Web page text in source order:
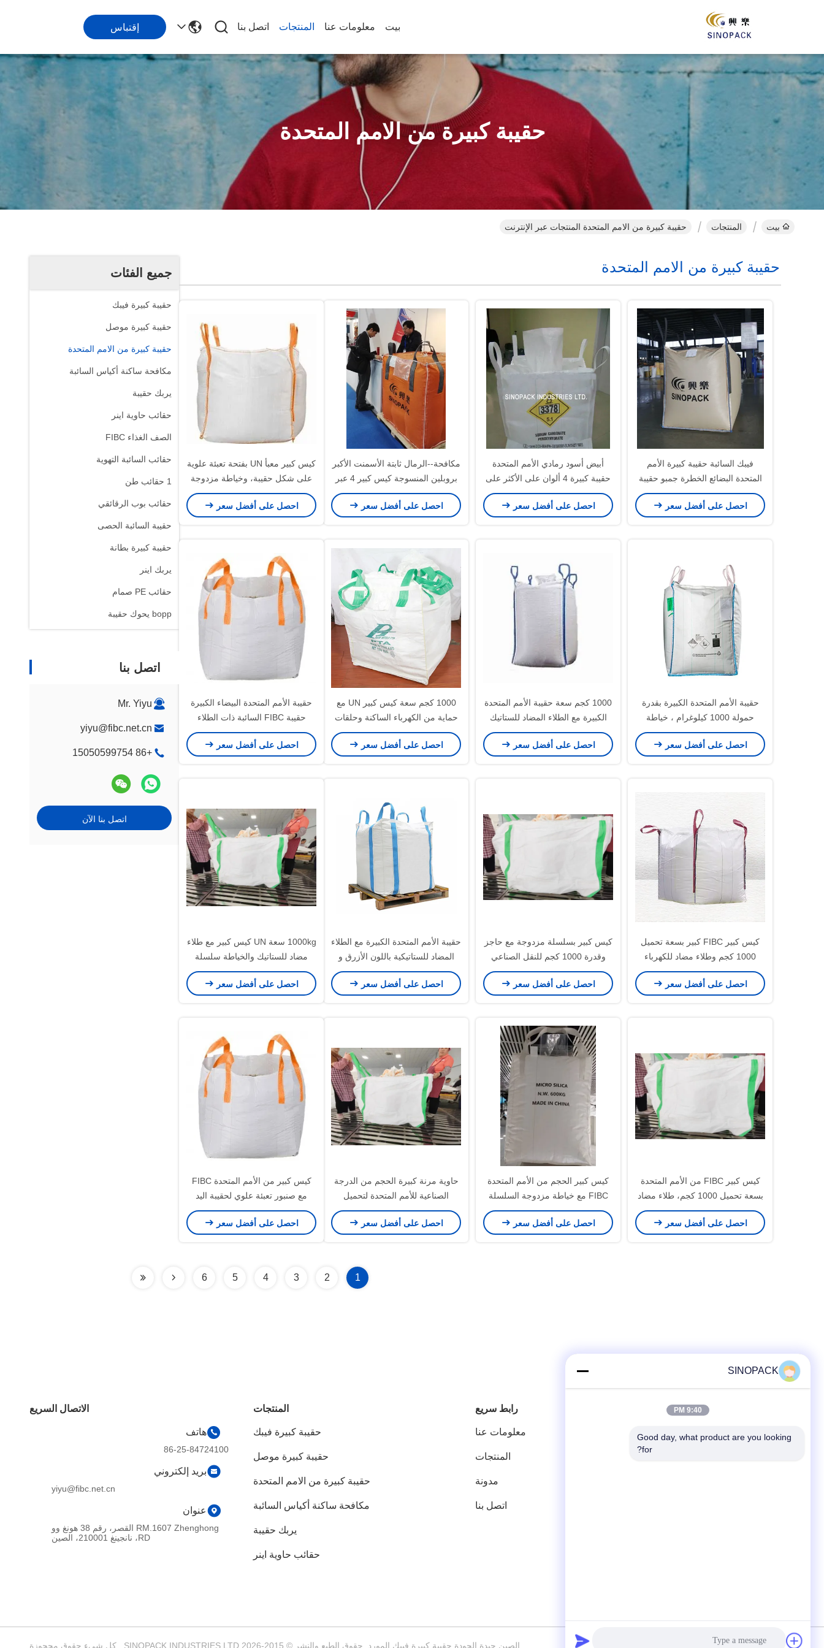
بيت معلومات عنا المنتجات اتصل بنا إقتباس
حقيبة كبيرة من الامم المتحدة
بيت المنتجات حقيبة كبيرة من الامم المتحدة المنتجات عبر الإنترنت
جميع الفئات
حقيبة كبيرة فيبك
حقيبة كبيرة موصل
حقيبة كبيرة من الامم المتحدة
مكافحة ساكنة أكياس السائبة
يربك حقيبة
حقائب حاوية اينر
الصف الغذاء FIBC
حقائب السائبة التهوية
1 حقائب طن
حقائب بوب الرقائقي
حقيبة السائبة الحصى
حقيبة كبيرة بطانة
يربك اينر
حقائب PE صمام
bopp يحوك حقيبة
اتصل بنا
Mr. Yiyu
yiyu@fibc.net.cn
+86 15050599754
اتصل بنا الآن
حقيبة كبيرة من الامم المتحدة
فيبك السائبة حقيبة كبيرة الأمم
المتحدة البضائع الخطرة جمبو حقيبة
1000KG ASTM G 154-00
احصل على أفضل سعر
أبيض أسود رمادي الأمم المتحدة
حقيبة كبيرة 4 ألوان على الأكثر على
جانب واحد الطباعة
احصل على أفضل سعر
مكافحة--الرمال ثابتة الأسمنت الأكبر
بروبلين المنسوجة كيس كبير 4 عبر
حلقة الزاوية
احصل على أفضل سعر
كيس كبير معبأ UN بفتحة تعبئة علوية
على شكل حقيبة، وخياطة مزدوجة
بسلسلة، وحماية من الكهرباء
الساكنة للتعبئة الآمنة بالجملة
احصل على أفضل سعر
حقيبة الأمم المتحدة الكبيرة بقدرة
حمولة 1000 كيلوغرام ، خياطة
سلسلة مزدوجة ، ولون الحلقة
الزرقاء للتعامل الآمن مع المواد
احصل على أفضل سعر
1000 كجم سعة حقيبة الأمم المتحدة
الكبيرة مع الطلاء المضاد للستاتيك
والخياطة السلسلة المزدوجة للنقل
الثقيل الآمن
احصل على أفضل سعر
1000 كجم سعة كيس كبير UN مع
حماية من الكهرباء الساكنة وحلقات
زاوية متقاطعة لنقل المواد الخطرة
بأمان
احصل على أفضل سعر
حقيبة الأمم المتحدة البيضاء الكبيرة
حقيبة FIBC السائبة ذات الطلاء
المضاد للستاتيكية 1000 كجم سعة
حمولة وحلقات الزاوية العابرة للنقل
احصل على أفضل سعر
كيس كبير FIBC كبير بسعة تحميل
1000 كجم وطلاء مضاد للكهرباء
الساكنة وحلقات زاوية 4 للنقل الآمن
احصل على أفضل سعر
كيس كبير بسلسلة مزدوجة مع حاجز
وقدرة 1000 كجم للنقل الصناعي
بالجملة
احصل على أفضل سعر
حقيبة الأمم المتحدة الكبيرة مع الطلاء
المضاد للستاتيكية باللون الأزرق و
1000 كجم من السعة للنقل الآمن
احصل على أفضل سعر
1000kg سعة UN كيس كبير مع طلاء
مضاد للستاتيك والخياطة سلسلة
مزدوجة للتعبئة الثقيلة
احصل على أفضل سعر
كيس كبير FIBC من الأمم المتحدة
بسعة تحميل 1000 كجم، طلاء مضاد
للكهرباء الساكنة وحلقات زاوية
متقاطعة للنقل الآمن
احصل على أفضل سعر
كيس كبير الحجم من الأمم المتحدة
FIBC مع خياطة مزدوجة السلسلة
بلون حلقة أزرق ولون أبيض للنقل
الآمن
احصل على أفضل سعر
حاوية مرنة كبيرة الحجم من الدرجة
الصناعية للأمم المتحدة لتحميل
وتفريغ ونقل
احصل على أفضل سعر
كيس كبير من الأمم المتحدة FIBC
مع صنبور تعبئة علوي لحقيبة اليد
وحقيبة رياضية
احصل على أفضل سعر
1
2
3
4
5
6
رابط سريع
معلومات عنا
المنتجات
مدونة
اتصل بنا
المنتجات
حقيبة كبيرة فيبك
حقيبة كبيرة موصل
حقيبة كبيرة من الامم المتحدة
مكافحة ساكنة أكياس السائبة
يربك حقيبة
حقائب حاوية اينر
الاتصال السريع
هاتف
86-25-84724100
بريد إلكتروني
yiyu@fibc.net.cn
عنوان
RM.1607 Zhenghong القصر، رقم 38 هونغ وو
RD، نانجينغ 210001، الصين
سياسة الخصوصية |خريطة الموقع الصين جيدة الجودة حقيبة كبيرة فيبك المورد. حقوق الطبع والنشر © 2015-2026 SINOPACK INDUSTRIES LTD . كل شيء حقوق محجوزة
SINOPACK
9:40 PM
Good day, what product are you looking
for?